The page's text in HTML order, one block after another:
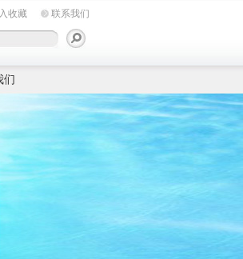
收藏 联系我们
们